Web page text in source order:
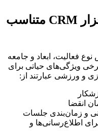
ویژگی‌ها و امکانات نرم افزار CRM متناسب
فعالیت، ابعاد و جامعه
ویژگی‌های حیاتی برای
انقضا
و زمان‌بندی جلسات
اطلاع‌رسانی‌ها و